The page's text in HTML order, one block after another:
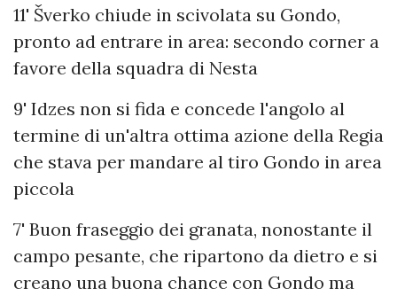
11' Šverko chiude in scivolata su Gondo,
pronto ad entrare in area: secondo corner a
favore della squadra di Nesta
9' Idzes non si fida e concede l'angolo al
termine di un'altra ottima azione della Regia
che stava per mandare al tiro Gondo in area
piccola
7' Buon fraseggio dei granata, nonostante il
campo pesante, che ripartono da dietro e si
creano una buona chance con Gondo ma